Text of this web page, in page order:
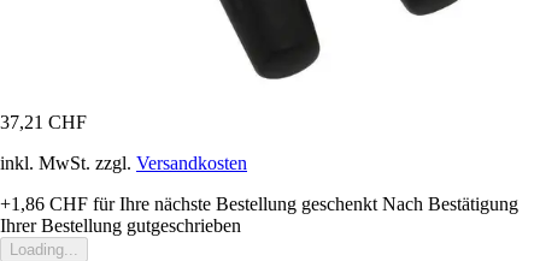
37,21 CHF
inkl. MwSt. zzgl. Versandkosten
+1,86 CHF für Ihre nächste Bestellung geschenkt Nach Bestätigung
Ihrer Bestellung gutgeschrieben
Loading...